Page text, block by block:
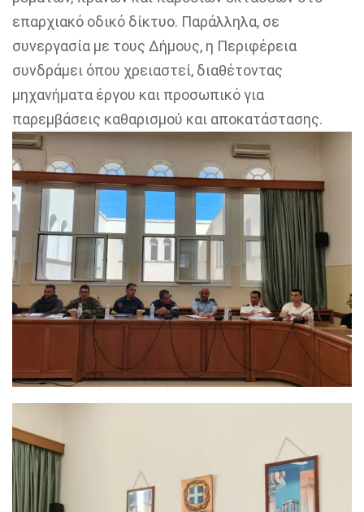
επαρχιακό οδικό δίκτυο. Παράλληλα, σε
συνεργασία με τους Δήμους, η Περιφέρεια
συνδράμει όπου χρειαστεί, διαθέτοντας
μηχανήματα έργου και προσωπικό για
παρεμβάσεις καθαρισμού και αποκατάστασης.